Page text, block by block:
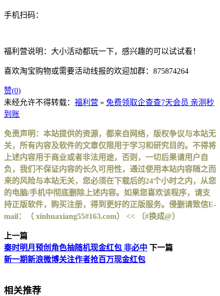
手机扫码：
福利营说明：大小活动都玩一下，感兴趣的可以试试看！
喜欢淘宝购物或需要活动线报的欢迎加群：875874264
赞(0)
未经允许不得转载： 福利营 » 免费领取企查查7天会员 亲测秒
到账
免责声明：本站提供的资源，都来自网络，版权争议与本站无
关，所有内容及软件的文章仅限用于学习和研究目的。不得将
上述内容用于商业或者非法用途，否则，一切后果请用户自
负，我们不保证内容的长久可用性，通过使用本站内容随之而
来的风险与本站无关，您必须在下载后的24个小时之内，从您
的电脑/手机中彻底删除上述内容。如果您喜欢该程序，请支
持正版软件，购买注册，得到更好的正版服务。侵删请致信E-
mail：（ xinhuaxiang55#163.com） << （#换成@）
上一篇
秦时明月预创角色抽随机现金红包 非必中 下一篇
新一期新浪微博关注作者抢百万现金红包
相关推荐